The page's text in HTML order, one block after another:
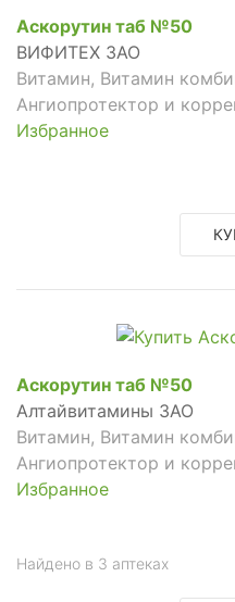
Аскорутин таб №50
ВИФИТЕХ ЗАО
Витамин, Витамин
Ангиопротектор и
Избранное
Аскорутин таб №50
Алтайвитамины ЗАО
Витамин, Витамин
Ангиопротектор и
Избранное
Найдено в 3 аптеках